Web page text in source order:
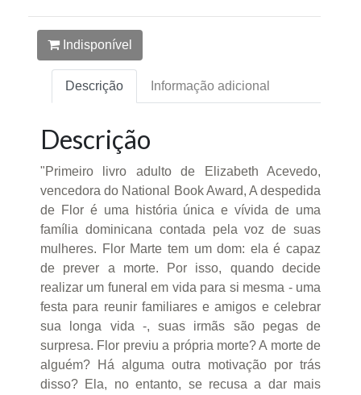
Indisponível
Descrição Informação adicional
Descrição
"Primeiro livro adulto de Elizabeth Acevedo,
vencedora do National Book Award, A despedida
de Flor é uma história única e vívida de uma
família dominicana contada pela voz de suas
mulheres. Flor Marte tem um dom: ela é capaz
de prever a morte. Por isso, quando decide
realizar um funeral em vida para si mesma - uma
festa para reunir familiares e amigos e celebrar
sua longa vida -, suas irmãs são pegas de
surpresa. Flor previu a própria morte? A morte de
alguém? Há alguma outra motivação por trás
disso? Ela, no entanto, se recusa a dar mais